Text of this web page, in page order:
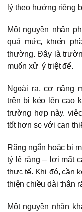
lý theo hướng riêng
Một nguyên nhân
quá mức, khiến
thường. Đây là
muốn xử lý triệt để.
Ngoài ra, cơ nâng
trên bị kéo lên cao
trường hợp này,
tốt hơn so với can
Răng ngắn hoặc bị
tỷ lệ răng – lợi mất
thực tế. Khi đó, cần
thiện chiều dài thân
Một nguyên nhân